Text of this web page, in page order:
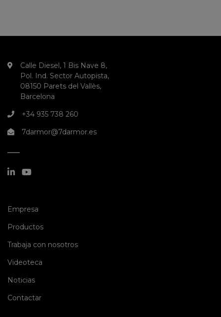
Calle Diesel, 1 Bis Nave 8,
Pol. Ind. Sector Autopista,
08150 Parets del Vallès,
Barcelona
+34 935 738 260
7darmor@7darmor.es
Empresa
Productos(current)
Trabaja con nosotros(current)
Videoteca
Noticias(current)
Contactar(current)